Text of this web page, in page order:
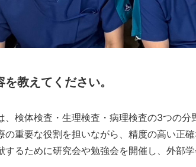
教えてください。
、検体検査・生理検査・病理検査の3つの
の重要な役割を担いながら、精度の高い正
するために研究会や勉強会を開催し、外部